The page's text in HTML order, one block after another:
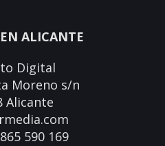
ALICANTE
Digital
Moreno s/n
Alicante
590 169